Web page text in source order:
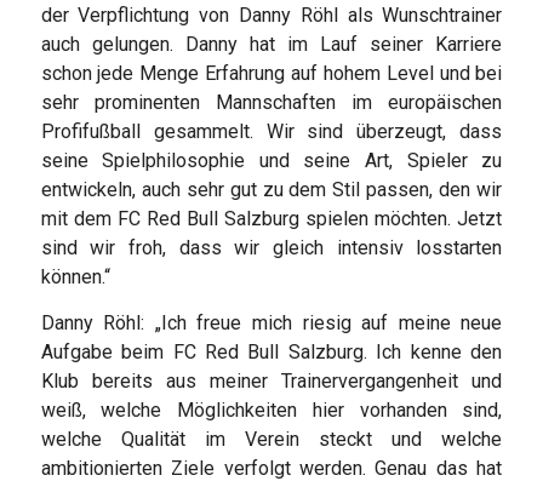
der Verpflichtung von Danny Röhl als Wunschtrainer
auch gelungen. Danny hat im Lauf seiner Karriere
schon jede Menge Erfahrung auf hohem Level und bei
sehr prominenten Mannschaften im europäischen
Profifußball gesammelt. Wir sind überzeugt, dass
seine Spielphilosophie und seine Art, Spieler zu
entwickeln, auch sehr gut zu dem Stil passen, den wir
mit dem FC Red Bull Salzburg spielen möchten. Jetzt
sind wir froh, dass wir gleich intensiv losstarten
können.“
Danny Röhl: „Ich freue mich riesig auf meine neue
Aufgabe beim FC Red Bull Salzburg. Ich kenne den
Klub bereits aus meiner Trainervergangenheit und
weiß, welche Möglichkeiten hier vorhanden sind,
welche Qualität im Verein steckt und welche
ambitionierten Ziele verfolgt werden. Genau das hat